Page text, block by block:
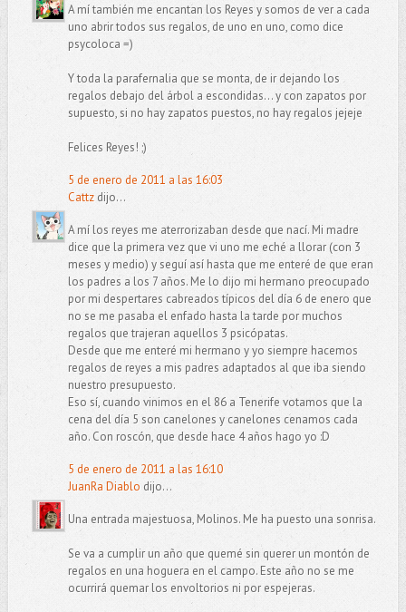
A mí también me encantan los Reyes y somos de ver a cada
uno abrir todos sus regalos, de uno en uno, como dice
psycoloca =)
Y toda la parafernalia que se monta, de ir dejando los
regalos debajo del árbol a escondidas... y con zapatos por
supuesto, si no hay zapatos puestos, no hay regalos jejeje
Felices Reyes! ;)
5 de enero de 2011 a las 16:03
Cattzdijo...
A mí los reyes me aterrorizaban desde que nací. Mi madre
dice que la primera vez que vi uno me eché a llorar (con 3
meses y medio) y seguí así hasta que me enteré de que eran
los padres a los 7 años. Me lo dijo mi hermano preocupado
por mi despertares cabreados típicos del día 6 de enero que
no se me pasaba el enfado hasta la tarde por muchos
regalos que trajeran aquellos 3 psicópatas.
Desde que me enteré mi hermano y yo siempre hacemos
regalos de reyes a mis padres adaptados al que iba siendo
nuestro presupuesto.
Eso sí, cuando vinimos en el 86 a Tenerife votamos que la
cena del día 5 son canelones y canelones cenamos cada
año. Con roscón, que desde hace 4 años hago yo :D
5 de enero de 2011 a las 16:10
JuanRa Diablo dijo...
Una entrada majestuosa, Molinos. Me ha puesto una sonrisa.
Se va a cumplir un año que quemé sin querer un montón de
regalos en una hoguera en el campo. Este año no se me
ocurrirá quemar los envoltorios ni por espejeras.